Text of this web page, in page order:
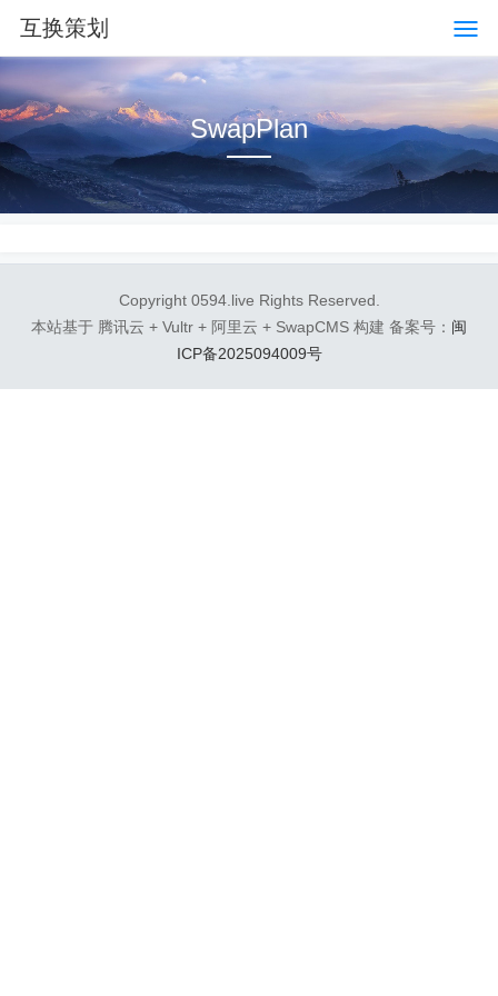
互换策划
SwapPlan
Copyright 0594.live Rights Reserved.
本站基于 腾讯云 + Vultr + 阿里云 + SwapCMS 构建 备案号： 闽
ICP备2025094009号